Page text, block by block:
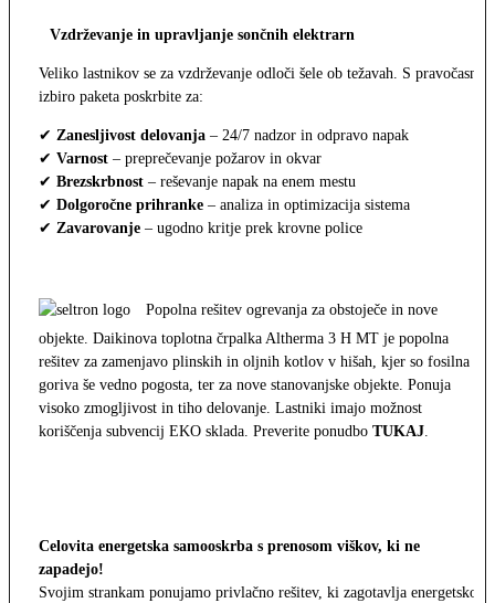
Vzdrževanje in upravljanje sončnih elektrarn
Veliko lastnikov se za vzdrževanje odloči šele ob težavah. S pravočasno
izbiro paketa poskrbite za:
✔ Zanesljivost delovanja – 24/7 nadzor in odpravo napak
✔ Varnost – preprečevanje požarov in okvar
✔ Brezskrbnost – reševanje napak na enem mestu
✔ Dolgoročne prihranke – analiza in optimizacija sistema
✔ Zavarovanje – ugodno kritje prek krovne police
Popolna rešitev ogrevanja za obstoječe in nove
objekte. Daikinova toplotna črpalka Altherma 3 H MT je popolna
rešitev za zamenjavo plinskih in oljnih kotlov v hišah, kjer so fosilna
goriva še vedno pogosta, ter za nove stanovanjske objekte. Ponuja
visoko zmogljivost in tiho delovanje. Lastniki imajo možnost
koriščenja subvencij EKO sklada. Preverite ponudbo TUKAJ.
Celovita energetska samooskrba s prenosom viškov, ki ne
zapadejo!
Svojim strankam ponujamo privlačno rešitev, ki zagotavlja energetsko